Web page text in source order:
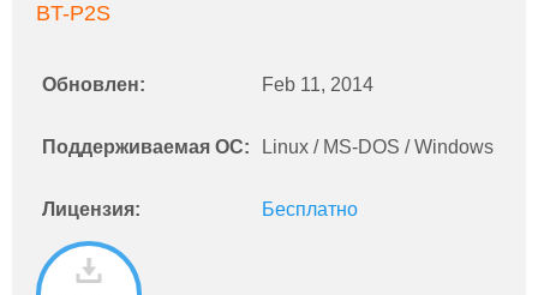
BT-P2S
Обновлен: Feb 11, 2014
Поддерживаемая ОС: Linux / MS-DOS / Windows
Лицензия: Бесплатно